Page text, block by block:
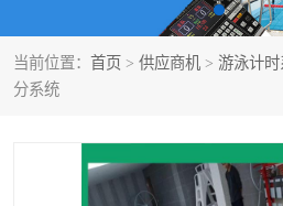
当前位置： 首页 > 供应商机 > 游泳计时
分系统
计时计分及成绩处理系统
体育场馆影像采集回放系